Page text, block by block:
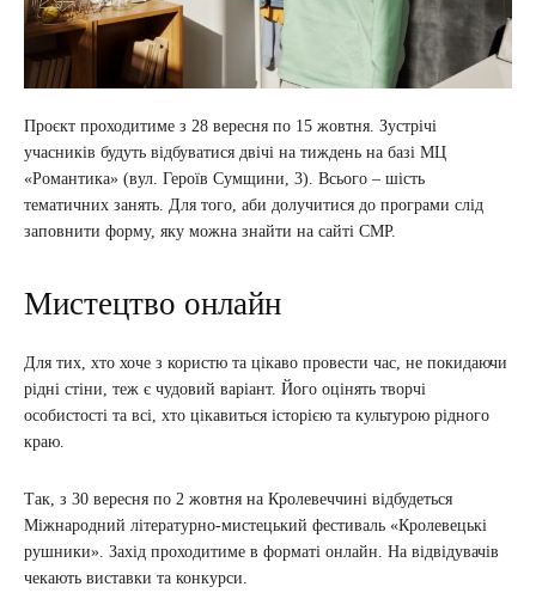
Проєкт проходитиме з 28 вересня по 15 жовтня. Зустрічі
учасників будуть відбуватися двічі на тиждень на базі МЦ
«Романтика» (вул. Героїв Сумщини, 3). Всього – шість
тематичних занять. Для того, аби долучитися до програми слід
заповнити форму, яку можна знайти на сайті СМР.
Мистецтво онлайн
Для тих, хто хоче з користю та цікаво провести час, не покидаючи
рідні стіни, теж є чудовий варіант. Його оцінять творчі
особистості та всі, хто цікавиться історією та культурою рідного
краю.
Так, з 30 вересня по 2 жовтня на Кролевеччині відбудеться
Міжнародний літературно-мистецький фестиваль «Кролевецькі
рушники». Захід проходитиме в форматі онлайн. На відвідувачів
чекають виставки та конкурси.